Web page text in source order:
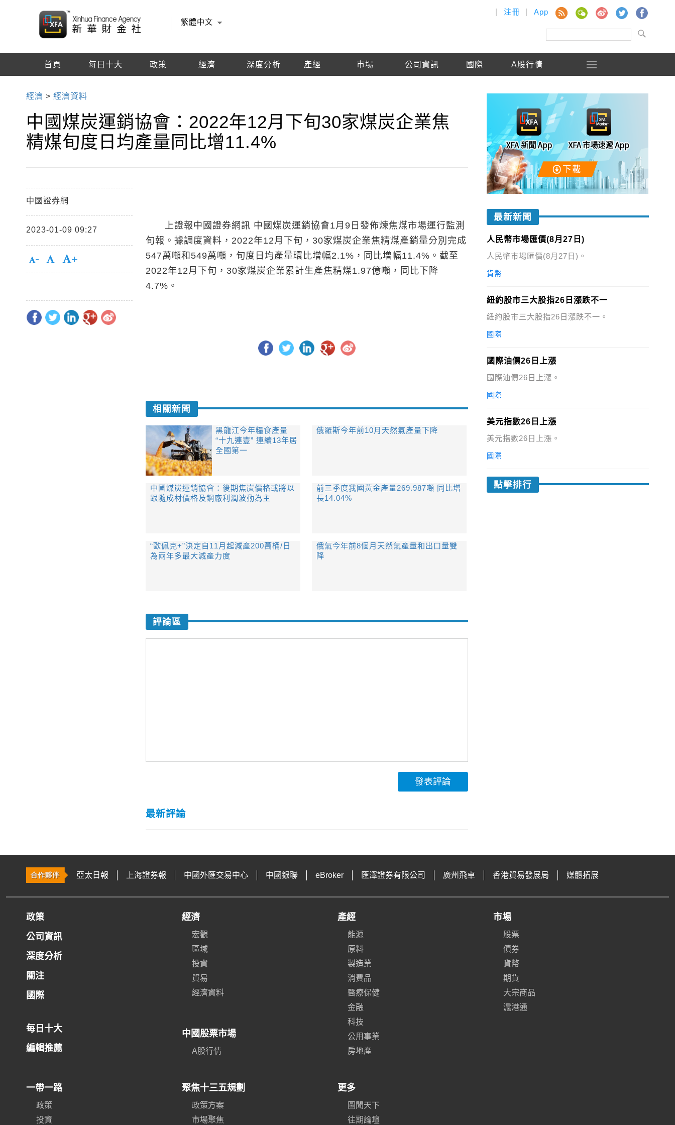
繁體中文
注冊 App
首頁 每日十大 政策 經濟 深度分析 產經 市場 公司資訊 國際 A股行情
經濟 >經濟資料
中國煤炭運銷協會：2022年12月下旬30家煤炭企業焦
精煤旬度日均產量同比增11.4%
中國證券網
2023-01-09 09:27
上證報中國證券網訊 中國煤炭運銷協會1月9日發佈煉焦煤市場運行監測
旬報。據調度資料，2022年12月下旬，30家煤炭企業焦精煤產銷量分別完成
547萬噸和549萬噸，旬度日均產量環比增幅2.1%，同比增幅11.4%。截至
2022年12月下旬，30家煤炭企業累計生產焦精煤1.97億噸，同比下降
4.7%。
相關新聞
黑龍江今年糧食產量
“十九連豐” 連續13年居
全國第一
俄羅斯今年前10月天然氣產量下降
中國煤炭運銷協會：後期焦炭價格或將以
跟隨成材價格及鋼廠利潤波動為主
前三季度我國黃金產量269.987噸 同比增
長14.04%
“歐佩克+”決定自11月起減產200萬桶/日
為兩年多最大減產力度
俄氣今年前8個月天然氣產量和出口量雙
降
評論區
發表評論
最新評論
最新新聞
人民幣市場匯價(8月27日)
人民幣市場匯價(8月27日)。
貨幣
紐約股市三大股指26日漲跌不一
紐約股市三大股指26日漲跌不一。
國際
國際油價26日上漲
國際油價26日上漲。
國際
美元指數26日上漲
美元指數26日上漲。
國際
點擊排行
亞太日報 上海證券報 中國外匯交易中心 中國銀聯 eBroker 匯澤證券有限公司 廣州飛卓 香港貿易發展局 媒體拓展
政策
公司資訊
深度分析
關注
國際
每日十大
編輯推薦
經濟
宏觀
區域
投資
貿易
經濟資料
中國股票市場
A股行情
產經
能源
原料
製造業
消費品
醫療保健
金融
科技
公用事業
房地產
市場
股票
債券
貨幣
期貨
大宗商品
滬港通
一帶一路
政策
投資
聚焦十三五規劃
政策方案
市場聚焦
更多
圖聞天下
往期論壇